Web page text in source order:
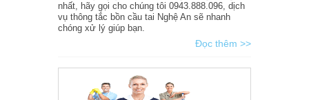
nhất, hãy gọi cho chúng tôi 0943.888.096, dịch
vụ thông tắc bồn cầu tai Nghệ An sẽ nhanh
chóng xử lý giúp bạn.
Đọc thêm >>